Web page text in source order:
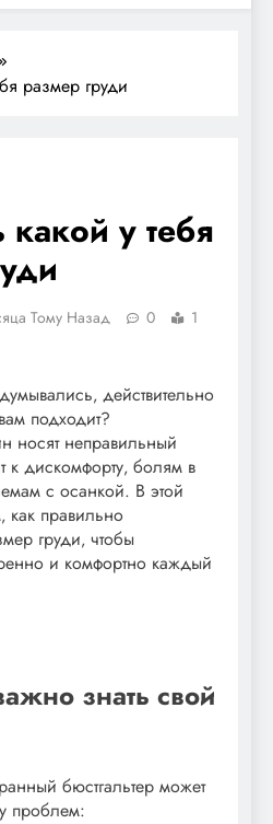
размер груди
какой у тебя
Тому Назад 0
1
действительно
подходит?
носят неправильный
к дискомфорту‚ болям в
с осанкой. В этой
как правильно
груди‚ чтобы
и комфортно каждый
знать свой
бюстгальтер может
проблем: